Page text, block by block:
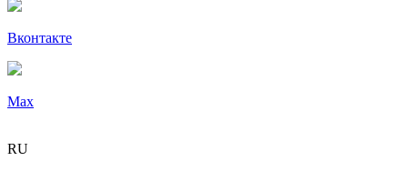
Вконтакте
Max
RU